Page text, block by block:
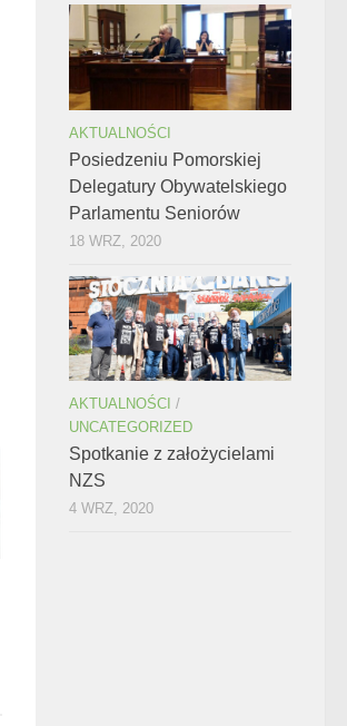
AKTUALNOŚCI
Posiedzeniu Pomorskiej
Delegatury Obywatelskiego
Parlamentu Seniorów
18 WRZ, 2020
AKTUALNOŚCI /
UNCATEGORIZED
Spotkanie z założycielami
NZS
4 WRZ, 2020